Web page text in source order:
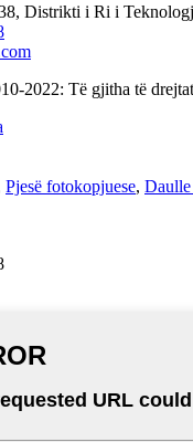
Distrikti i Ri i
2022: Të gjitha të
Pjesë fotokopjuese,